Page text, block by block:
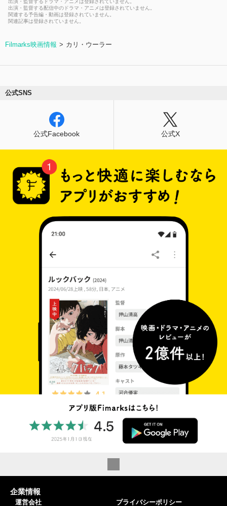
出演・監督するドラマ・アニメは登録されていません。
出演・監督する配信中のドラマ・アニメは登録されていません。
関連する予告編・動画は登録されていません。
関連記事は登録されていません。
Filmarks映画情報 カリ・ウーラー
公式SNS
公式Facebook 公式X
企業情報
運営会社 プライバシーポリシー